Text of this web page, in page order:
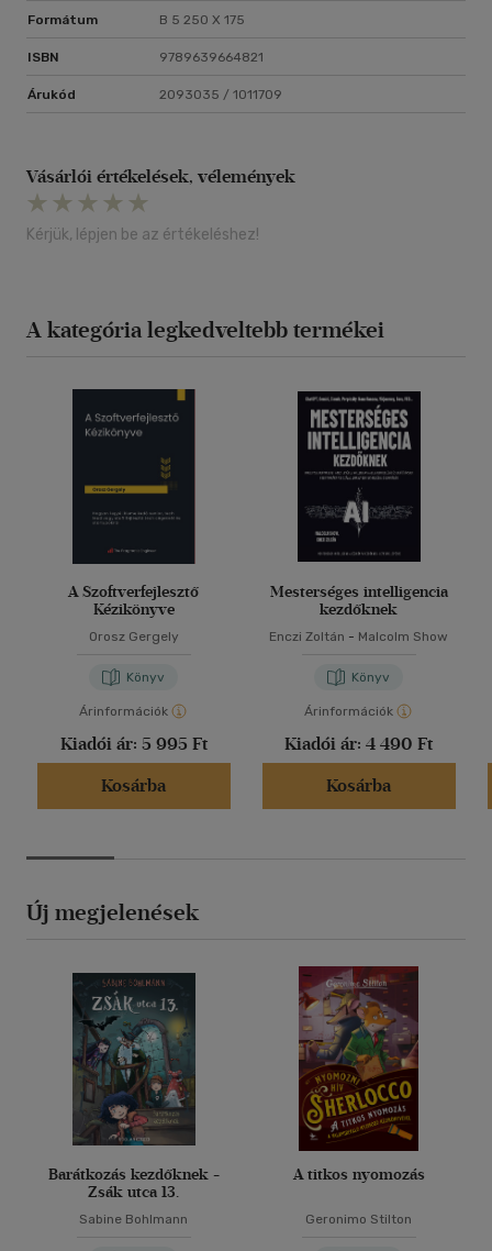
Formátum B 5 250 X 175
ISBN 9789639664821
Árukód 2093035 / 1011709
Vásárlói értékelések, vélemények
Kérjük, lépjen be az értékeléshez!
A kategória legkedveltebb termékei
A Szoftverfejlesztő
Kézikönyve
Orosz Gergely
Könyv
Árinformációk
Kiadói ár: 5 995 Ft
Kosárba
Mesterséges intelligencia
kezdőknek
Enczi Zoltán - Malcolm Show
Könyv
Árinformációk
Kiadói ár: 4 490 Ft
Kosárba
Új megjelenések
Barátkozás kezdőknek -
Zsák utca 13.
Sabine Bohlmann
A titkos nyomozás
Geronimo Stilton